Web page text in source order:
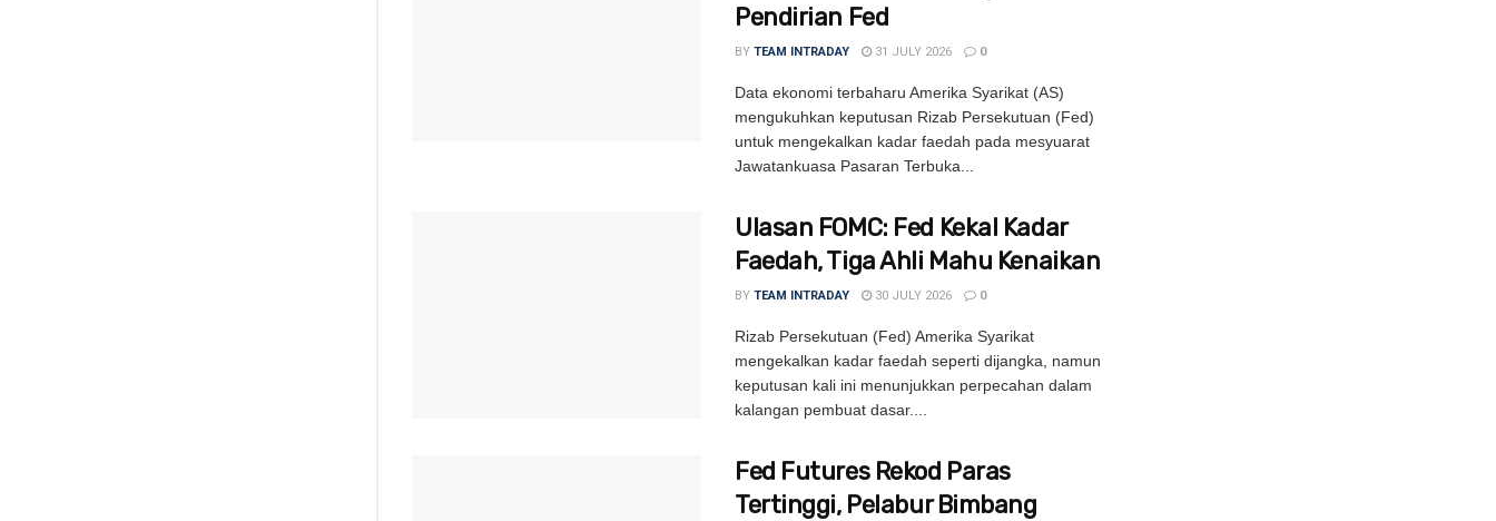
Pendirian Fed
BY TEAM INTRADAY 31 JULY 2026 0
Data ekonomi terbaharu Amerika Syarikat (AS)
mengukuhkan keputusan Rizab Persekutuan (Fed)
untuk mengekalkan kadar faedah pada mesyuarat
Jawatankuasa Pasaran Terbuka...
Ulasan FOMC: Fed Kekal Kadar
Faedah, Tiga Ahli Mahu Kenaikan
BY TEAM INTRADAY 30 JULY 2026 0
Rizab Persekutuan (Fed) Amerika Syarikat
mengekalkan kadar faedah seperti dijangka, namun
keputusan kali ini menunjukkan perpecahan dalam
kalangan pembuat dasar....
Fed Futures Rekod Paras
Tertinggi, Pelabur Bimbang